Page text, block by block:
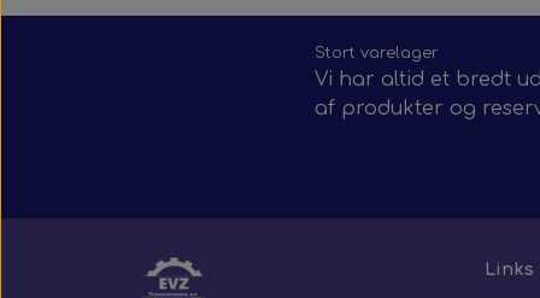
Stort varelager
Vi har altid et bredt
af produkter og
Links